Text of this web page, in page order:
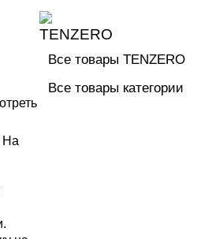
На
Все товары TENZERO
Все товары категории